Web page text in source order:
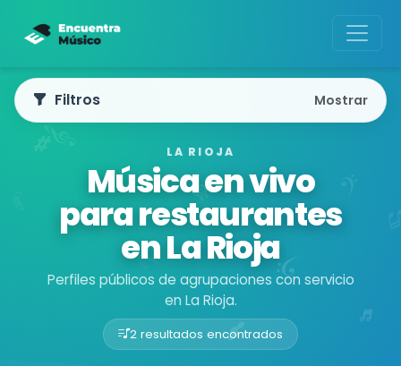
LA RIOJA
Música en vivo
para restaurantes
en La Rioja
Perfiles públicos de agrupaciones con servicio
en La Rioja.
2 resultados encontrados
Filtros Mostrar